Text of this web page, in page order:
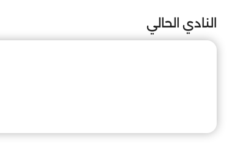
النادي الحالي